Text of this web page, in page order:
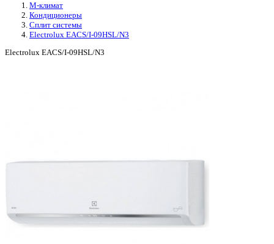
М-климат
Кондиционеры
Сплит системы
Electrolux EACS/I-09HSL/N3
Electrolux EACS/I-09HSL/N3